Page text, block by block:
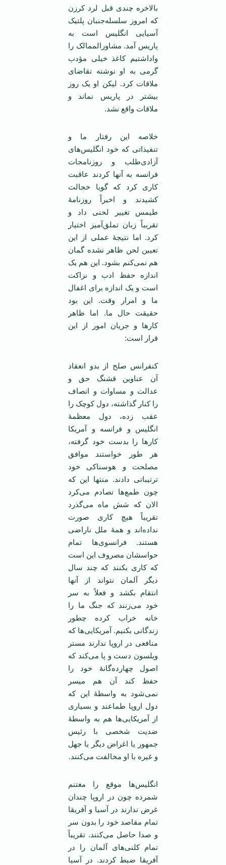
بالاخره چندی قبل لرد کرزن
که امروز سلسله‌جنبان پلتیک
آسیایی انگلیس است به
پاریس آمد. مشاورالممالک را
واداشتیم کاغذ خیلی مؤدب
گرمی به او نوشته تقاضای
ملاقات کرد. لیکن او یک روز
بیشتر در پاریس نماند و
ملاقات واقع نشد.
خلاصه این رفتار ما و
تنفیذاتی که خود انگلیس‌های
آزادی‌طلب و روزنامجات
فرانسه به آنها کردند عاقبت
کاری کرد که گویا خجالت
کشیدند و اخیراً روزنامۀ
طیمس تغییر لحنی داد و
تقریباً زبان تملق‌آمیز اختیار
کرد. اما نتیجۀ عملی از این
تعیین لحن ظاهر نشده گمان
هم نمی‌کنم بشود. این هم یک
اندازه حفظ ادب و نزاکت
است و یک اندازه برای اغفال
ما و امرار وقت. این بود
حقیقت حال ما. اما ظاهر
کارها و جریان امور از این
قرار است:
کنفرانس صلح از بدو انعقاد
آن عناوین قشنگ حق و
عدالت و مساوات و انصاف
را کنار گذاشته، دول کوچک را
عقب زده، دول معظمۀ
انگلیس و فرانسه و آمریکا
کارها را بدست خود گرفته،
هر طور خواستند موافق
مصلحت و هوسناکی خود
ترتیباتی دادند. منتها این که
چون طمع‌ها تصادم می‌کرد
الان که شش ماه می‌گذرد
تقریباً هیچ کاری صورت
نداده‌اند و همۀ ملل ناراضی
هستند. فرانسوی‌ها تمام
حواسشان مصروف این است
که کاری بکنند که چند سال
دیگر آلمان نتواند از آنها
انتقام بکشد و فعلاً به سر
خود می‌زنند که جنگ ما را
خانه خراب کرده چطور
زندگانی بکنیم. آمریکایی‌ها که
منافعی در اروپا ندارند مستر
ویلسون دست و پا می‌کند که
اصول چهارده‌گانۀ خود را
حفظ کند آن هم میسر
نمی‌شود به واسطۀ این که
دول اروپا طماعند و بسیاری
از آمریکایی‌ها هم به واسطۀ
ضدیت شخصی با رئیس
جمهور یا اغراض دیگر یا جهل
و غیره با او مخالفت می‌کنند.
انگلیس‌ها موقع را مغتنم
شمرده چون در اروپا چندان
غرض ندارند در آسیا و آفریقا
تمام مقاصد خود را بدون سر
و صدا حاصل می‌کنند. تقریباً
تمام کلنی‌های آلمان را در
آفریقا ضبط کردند. در آسیا